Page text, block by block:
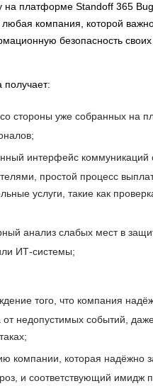
платформе Standoff 365
любая компания, которой
безопасность своих
получает:
стороны уже собранных на
интерфейс коммуникаций
простой процесс
услуги, такие как
анализ слабых мест в
ИТ-системы;
того, что компания
недопустимых событий,
компании, которая надёжно
и соответствующий имидж